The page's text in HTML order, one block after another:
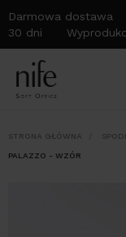
Darmowa
30 dni
STRONA GŁÓWNA
PALAZZO - WZÓR